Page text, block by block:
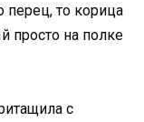
перец, то корица
просто на полке
с